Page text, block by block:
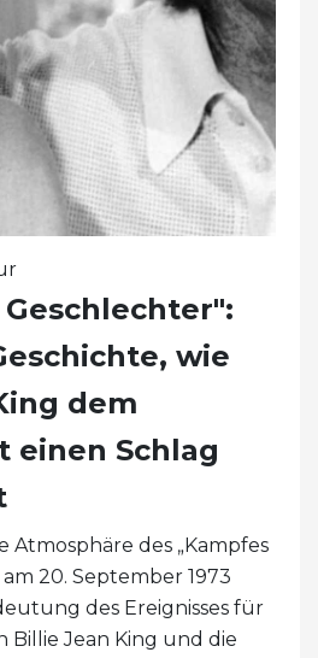
wie
dem
einen Schlag
Atmosphäre des „Kampfes
20. September 1973
des Ereignisses für
Billie Jean King und die